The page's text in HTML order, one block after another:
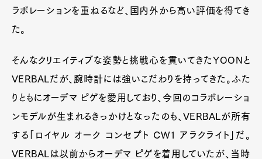
ラボレーションを重ねるなど、国内外から高い評価を得てき
た。
そんなクリエイティブな姿勢と挑戦心を貫いてきたYOONと
VERBALだが、腕時計には強いこだわりを持ってきた。ふた
りともにオーデマ ピゲを愛用しており、今回のコラボレーショ
ンモデルが生まれるきっかけとなったのも、VERBALが所有
する「ロイヤル オーク コンセプト CW1 アラクライト」だ。
VERBALは以前からオーデマ ピゲを着用していたが、当時